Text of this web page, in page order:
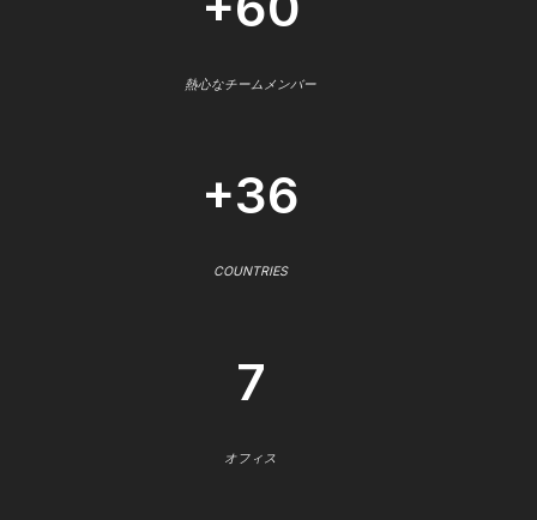
熱心なチームメンバー
+36
COUNTRIES
7
オフィス